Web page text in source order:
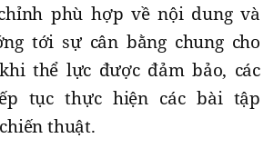
phù hợp về nội dung và
tới sự cân bằng chung cho
thể lực được đảm bảo, các
tục thực hiện các bài tập
thuật.